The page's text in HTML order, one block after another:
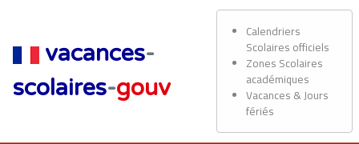
vacances-
scolaires-gouv
Calendriers
Scolaires officiels
Zones Scolaires
académiques
Vacances & Jours
fériés